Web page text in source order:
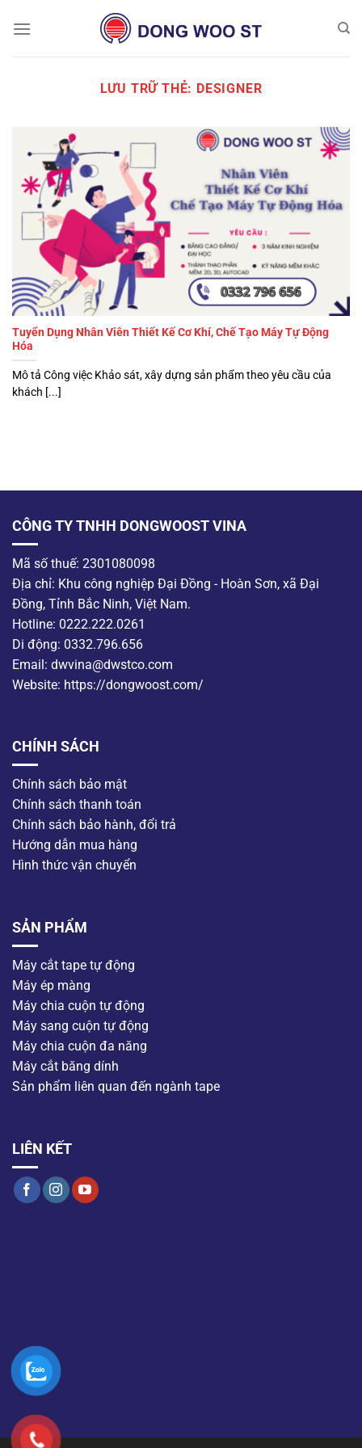
đến
LƯU TRỮ THẺ: DESIGNER
Tuyển Dụng Nhân Viên Thiết Kế Cơ Khí, Chế Tạo Máy Tự Động
Hóa
Mô tả Công việc Khảo sát, xây dựng sản phẩm theo yêu cầu của
khách [...]
CÔNG TY TNHH DONGWOOST VINA
Mã số thuế: 2301080098
Địa chỉ: Khu công nghiệp Đại Đồng - Hoàn Sơn, xã Đại
Đồng, Tỉnh Bắc Ninh, Việt Nam.
Hotline: 0222.222.0261
Di động: 0332.796.656
Email: dwvina@dwstco.com
Website: https://dongwoost.com/
CHÍNH SÁCH
Chính sách bảo mật
Chính sách thanh toán
Chính sách bảo hành, đổi trả
Hướng dẫn mua hàng
Hình thức vận chuyển
SẢN PHẨM
Máy cắt tape tự động
Máy ép màng
Máy chia cuộn tự động
Máy sang cuộn tự động
Máy chia cuộn đa năng
Máy cắt băng dính
Sản phẩm liên quan đến ngành tape
LIÊN KẾT